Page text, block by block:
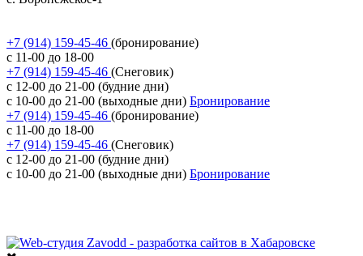
+7 (914) 159-45-46 (бронирование)
с 11-00 до 18-00
+7 (914) 159-45-46 (Снеговик)
с 12-00 до 21-00 (будние дни)
с 10-00 до 21-00 (выходные дни) Бронирование
+7 (914) 159-45-46 (бронирование)
с 11-00 до 18-00
+7 (914) 159-45-46 (Снеговик)
с 12-00 до 21-00 (будние дни)
с 10-00 до 21-00 (выходные дни) Бронирование